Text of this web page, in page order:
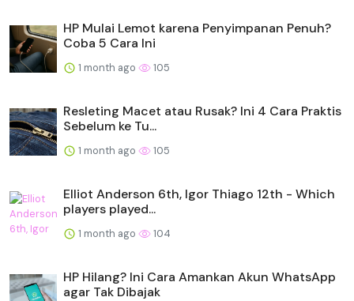
HP Mulai Lemot karena Penyimpanan Penuh?
Coba 5 Cara Ini
1 month ago 105
Resleting Macet atau Rusak? Ini 4 Cara Praktis
Sebelum ke Tu...
1 month ago 105
Elliot Anderson 6th, Igor Thiago 12th - Which
players played...
1 month ago 104
HP Hilang? Ini Cara Amankan Akun WhatsApp
agar Tak Dibajak